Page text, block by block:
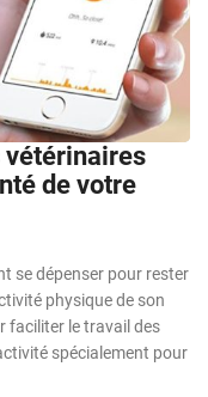
vétérinaires
de votre
se dépenser pour rester
physique de son
faciliter le travail des
spécialement pour